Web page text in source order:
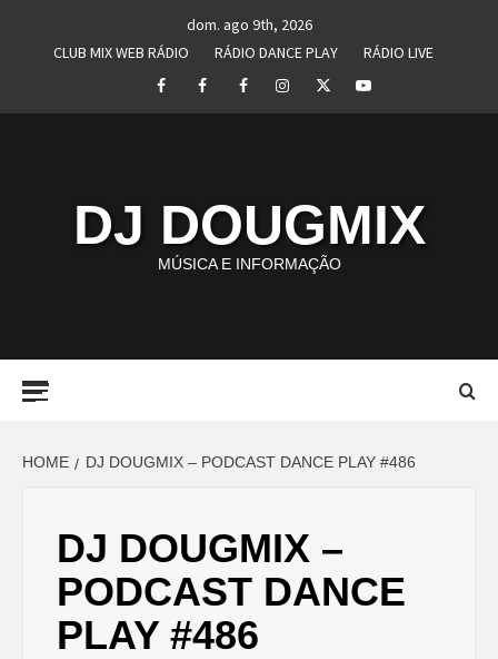
dom. ago 9th, 2026
CLUB MIX WEB RÁDIO
RÁDIO DANCE PLAY
RÁDIO LIVE
FacebookPerfil
I
Perfil
II
InstagramTwitterYoutube
DJ DOUGMIX
MÚSICA E INFORMAÇÃO
HOME DJ DOUGMIX – PODCAST DANCE PLAY #486
DJ DOUGMIX –
PODCAST DANCE
PLAY #486